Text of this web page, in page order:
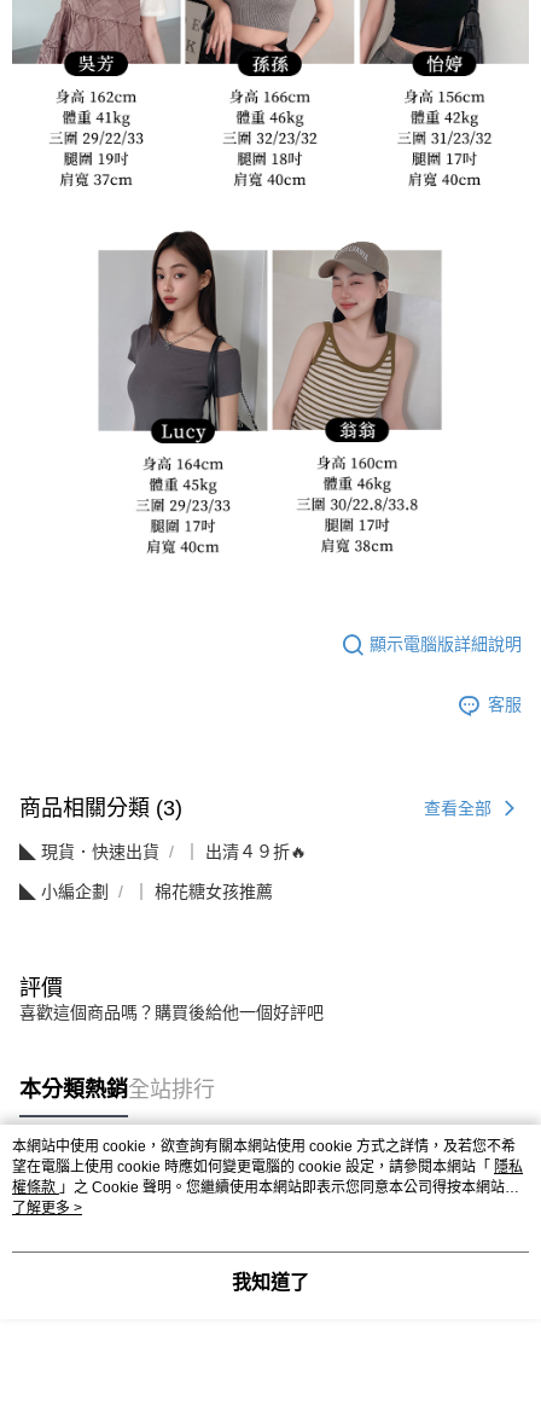
顯示電腦版詳細說明
客服
商品相關分類 (3) 查看全部
◣ 現貨．快速出貨 ｜ 出清４９折🔥
◣ 小編企劃 ｜ 棉花糖女孩推薦
評價
喜歡這個商品嗎？購買後給他一個好評吧
本分類熱銷全站排行
熱門標籤
本網站中使用 cookie，欲查詢有關本網站使用 cookie 方式之詳情，及若您不希
望在電腦上使用 cookie 時應如何變更電腦的 cookie 設定，請參閱本網站「 隱私
權條款 」之 Cookie 聲明。您繼續使用本網站即表示您同意本公司得按本網站使
用條款之 Cookie 聲明使用 cookie。
了解更多 >
我知道了